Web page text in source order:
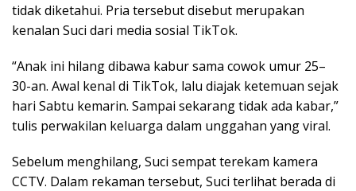
tidak diketahui. Pria tersebut disebut merupakan
kenalan Suci dari media sosial TikTok.
“Anak ini hilang dibawa kabur sama cowok umur 25–
30-an. Awal kenal di TikTok, lalu diajak ketemuan sejak
hari Sabtu kemarin. Sampai sekarang tidak ada kabar,”
tulis perwakilan keluarga dalam unggahan yang viral.
Sebelum menghilang, Suci sempat terekam kamera
CCTV. Dalam rekaman tersebut, Suci terlihat berada di